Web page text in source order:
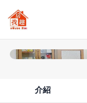
介紹